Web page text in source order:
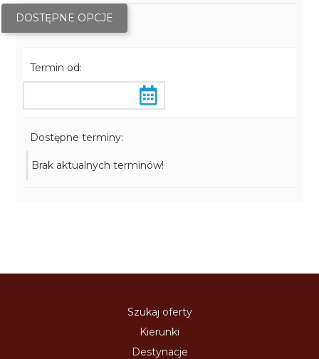
DOSTĘPNE OPCJE
Termin od:
Dostępne terminy:
Brak aktualnych terminów!
Szukaj oferty
Kierunki
Destynacje